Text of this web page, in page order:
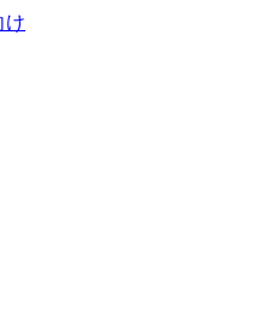
け